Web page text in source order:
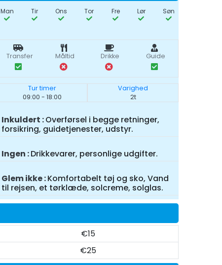
Man Tir Ons Tor Fre Lør Søn
Transfer Måltid Drikke Guide
Tur timer
09:00 - 18:00
Varighed
2t
Inkuldert Overførsel i begge retninger,
forsikring, guidetjenester, udstyr.
Ingen Drikkevarer, personlige udgifter.
Glem ikke Komfortabelt tøj og sko, Vand
til rejsen, et tørklæde, solcreme, solglas.
€15
€25